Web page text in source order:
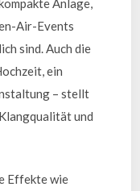
Air-Events
sind. Auch die
ein
– stellt
und
Effekte wie